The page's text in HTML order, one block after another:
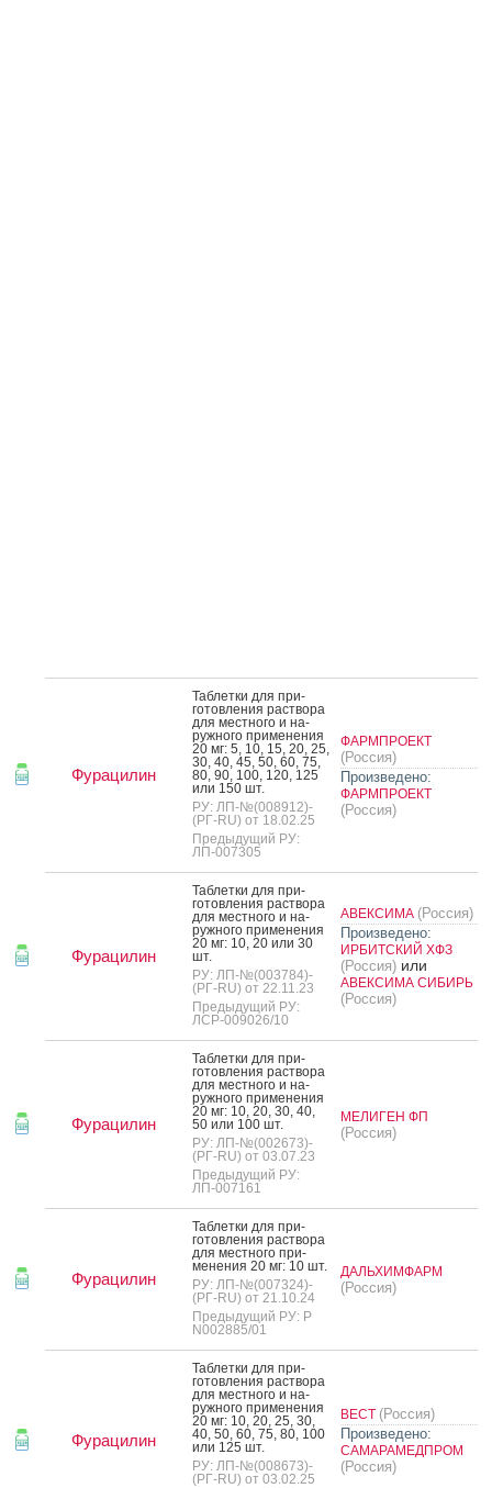
Фурацилин
Таб­летки для при­
готов­ле­ния рас­тво­ра
для мес­тно­го и на­
руж­но­го при­мене­ния
20 мг: 5, 10, 15, 20, 25,
30, 40, 45, 50, 60, 75,
80, 90, 100, 120, 125
или 150 шт.
РУ: ЛП-№(008912)-
(РГ-RU) от 18.02.25
Предыдущий РУ:
ЛП-007305
ФАРМПРОЕКТ
(Россия)
Произведено:
ФАРМПРОЕКТ
(Россия)
Фурацилин
Таб­летки для при­
готов­ле­ния рас­тво­ра
для мес­тно­го и на­
руж­но­го при­мене­ния
20 мг: 10, 20 или 30
шт.
РУ: ЛП-№(003784)-
(РГ-RU) от 22.11.23
Предыдущий РУ:
ЛСР-009026/10
АВЕКСИМА (Россия)
Произведено:
ИРБИТСКИЙ ХФЗ
(Россия) или
АВЕКСИМА СИБИРЬ
(Россия)
Фурацилин
Таб­летки для при­
готов­ле­ния рас­тво­ра
для мес­тно­го и на­
руж­но­го при­мене­ния
20 мг: 10, 20, 30, 40,
50 или 100 шт.
РУ: ЛП-№(002673)-
(РГ-RU) от 03.07.23
Предыдущий РУ:
ЛП-007161
МЕЛИГЕН ФП
(Россия)
Фурацилин
Таб­летки для при­
готов­ле­ния рас­тво­ра
для мес­тно­го при­
мене­ния 20 мг: 10 шт.
РУ: ЛП-№(007324)-
(РГ-RU) от 21.10.24
Предыдущий РУ: Р
N002885/01
ДАЛЬХИМФАРМ
(Россия)
Фурацилин
Таб­летки для при­
готов­ле­ния рас­тво­ра
для мес­тно­го и на­
руж­но­го при­мене­ния
20 мг: 10, 20, 25, 30,
40, 50, 60, 75, 80, 100
или 125 шт.
РУ: ЛП-№(008673)-
(РГ-RU) от 03.02.25
ВЕСТ (Россия)
Произведено:
САМАРАМЕДПРОМ
(Россия)